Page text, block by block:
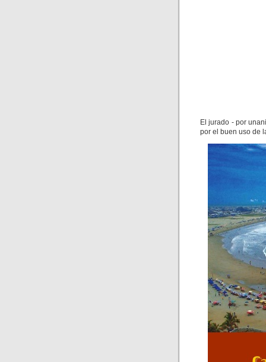
El jurado - por
por el buen uso de